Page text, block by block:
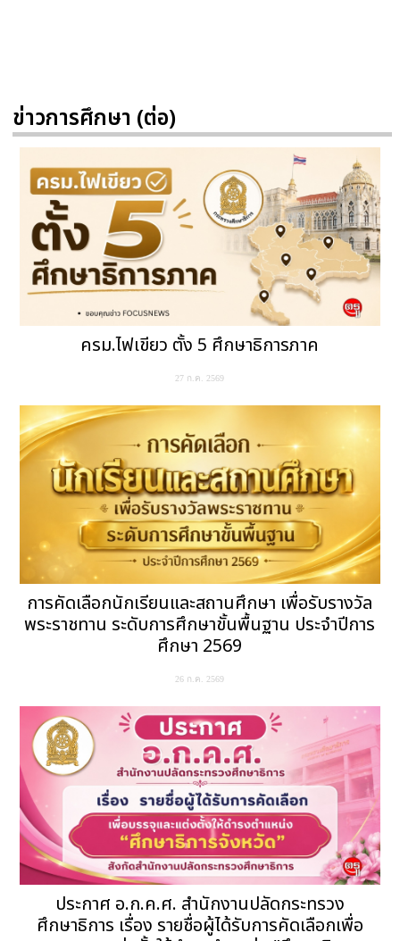
ข่าวการศึกษา (ต่อ)
ครม.ไฟเขียว ตั้ง 5 ศึกษาธิการภาค
27 ก.ค. 2569
การคัดเลือกนักเรียนและสถานศึกษา เพื่อรับรางวัล
พระราชทาน ระดับการศึกษาขั้นพื้นฐาน ประจำปีการ
ศึกษา 2569
26 ก.ค. 2569
ประกาศ อ.ก.ค.ศ. สำนักงานปลัดกระทรวง
ศึกษาธิการ เรื่อง รายชื่อผู้ได้รับการคัดเลือกเพื่อ